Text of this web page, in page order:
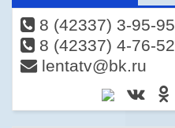
8 (42337) 3-95-95
8 (42337) 4-76-52
lentatv@bk.ru